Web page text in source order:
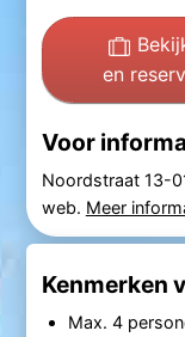
en
Voor
Noordstraat 13-
web. Meer
Kenmerken
Max. 4